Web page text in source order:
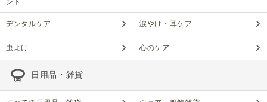
ント
デンタルケア 涙やけ・耳ケア
虫よけ 心のケア
日用品・雑貨